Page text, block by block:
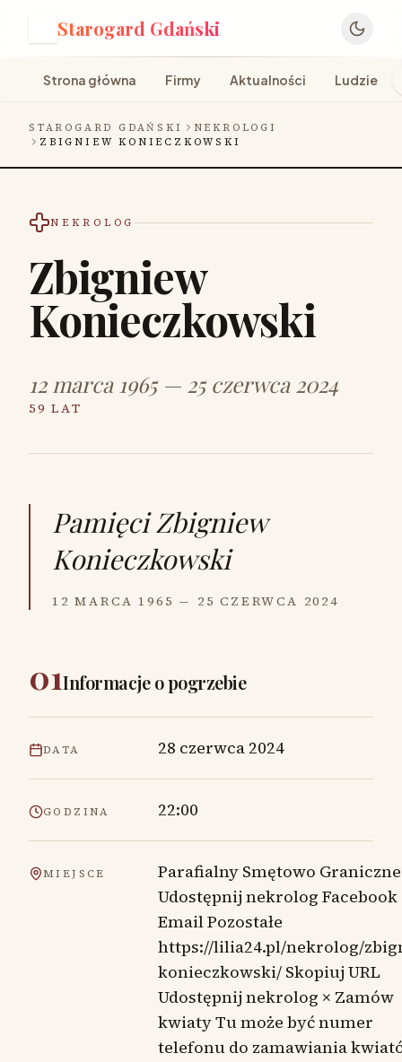
Starogard Gdański
Strona główna Firmy Aktualności Ludzie
STAROGARD GDAŃSKI
NEKROLOGI
ZBIGNIEW KONIECZKOWSKI
NEKROLOG
Zbigniew
Konieczkowski
12 marca 1965 — 25 czerwca 2024
59 LAT
Pamięci Zbigniew
Konieczkowski
12 MARCA 1965 — 25 CZERWCA 2024
01Informacje o pogrzebie
DATA 28 czerwca 2024
GODZINA 22:00
MIEJSCE
Parafialny Smętowo Graniczne
Udostępnij nekrolog Facebook
Email Pozostałe
https://lilia24.pl/nekrolog/
konieczkowski/ Skopiuj URL
Udostępnij nekrolog × Zamów
kwiaty Tu może być numer
telefonu do zamawiania